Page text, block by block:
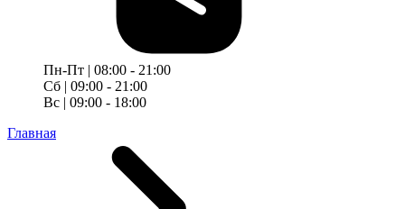
Пн-Пт | 08:00 - 21:00
Сб | 09:00 - 21:00
Вс | 09:00 - 18:00
Главная